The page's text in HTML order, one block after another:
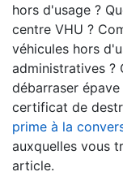
hors d'usage ?
centre VHU ?
véhicules hors
administratives ?
débarraser
certificat de
prime à la
auxquelles vous
article.